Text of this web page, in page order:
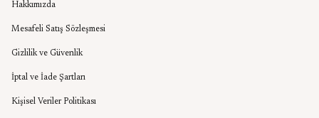
Hakkımızda
Mesafeli Satış Sözleşmesi
Gizlilik ve Güvenlik
İptal ve İade Şartları
Kişisel Veriler Politikası